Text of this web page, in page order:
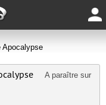
Apocalypse
A paraître sur